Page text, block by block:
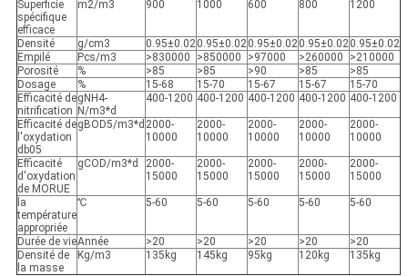
Superficie
spécifique
efficace
m2/m3 900 1000 600 800 1200
Densité g/cm3 0.95±0.020.95±0.020.95±0.020.95±0.020.95±0.02
Empilé
Pcs/m3 >830000 >850000 >97000 >260000
>210000
Porosité
% >85 >85 >90 >85
>85
Dosage
% 15-68 15-70 15-67 15-67
15-70
Efficacité de
nitrification
gNH4-
N/m3*d
400-1200 400-1200 400-1200 400-1200 400-1200
Efficacité de
l'oxydation
db05
gBOD5/m3*d 2000-
10000
2000-
10000
2000-
10000
2000-
10000
2000-
10000
Efficacité
d'oxydation
de MORUE
gCOD/m3*d
2000-
15000
2000-
15000
2000-
15000
2000-
15000
2000-
15000
la
température
appropriée
℃ 5-60 5-60 5-60 5-60 5-60
Durée de vieAnnée >20 >20 >20 >20
>20
Densité de
la masse
Kg/m3 135kg 145kg 95kg 120kg 135kg